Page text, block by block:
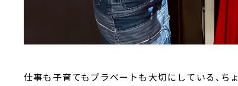
仕事も子育てもプラベートも大切にしている、ち